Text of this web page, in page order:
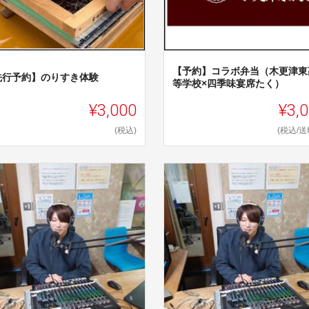
行予約】のりすき体験
¥3,000
(税込)
【予約】コラボ弁当（木更津
等学校×四季味宴席たく）
(税込/送